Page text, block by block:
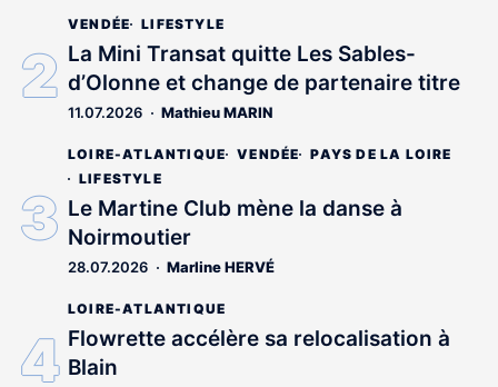
VENDÉE LIFESTYLE
La Mini Transat quitte Les Sables-
d’Olonne et change de partenaire titre
11.07.2026 Mathieu MARIN
LOIRE-ATLANTIQUE VENDÉE
PAYS DE LA LOIRE
LIFESTYLE
Le Martine Club mène la danse à
Noirmoutier
28.07.2026 Marline HERVÉ
LOIRE-ATLANTIQUE
Flowrette accélère sa relocalisation à
Blain